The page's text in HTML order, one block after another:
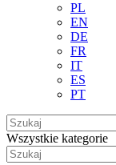
PL
EN
DE
FR
IT
ES
PT
Wszystkie kategorie